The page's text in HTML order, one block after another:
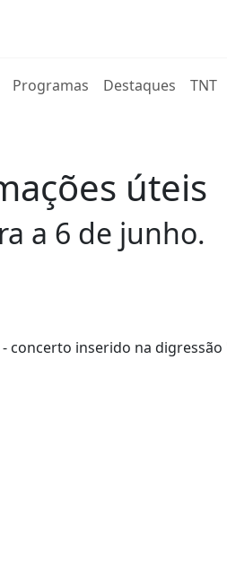
Programas Destaques TNT
úteis
a 6 de junho.
concerto inserido na digressão